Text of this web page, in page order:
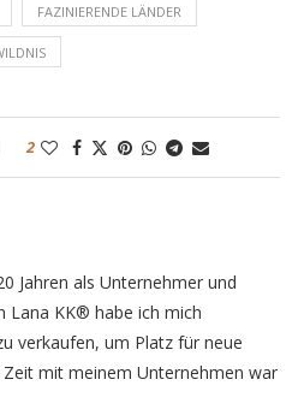
FAZINIERENDE LÄNDER
2
Jahren als Unternehmer und
Lana KK® habe ich mich
verkaufen, um Platz für neue
mit meinem Unternehmen war